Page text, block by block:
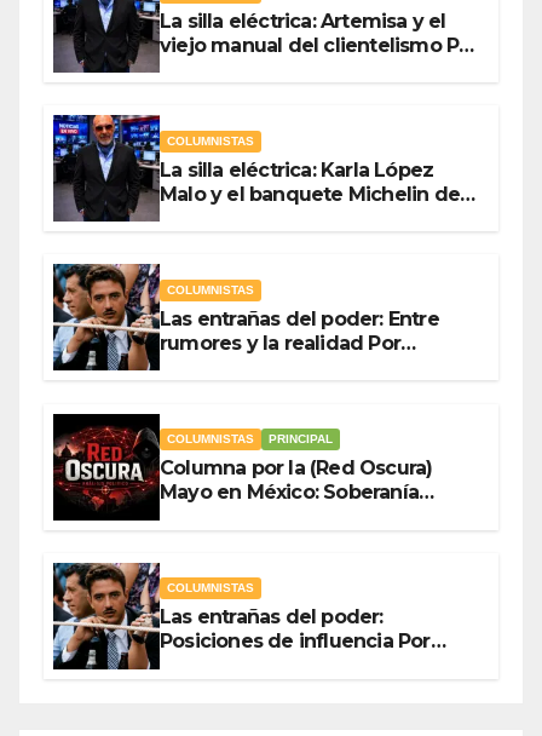
La silla eléctrica: Artemisa y el
viejo manual del clientelismo Por
COLUMNISTAS
La silla eléctrica: Karla López
Malo y el banquete Michelin del
COLUMNISTAS
Las entrañas del poder: Entre
rumores y la realidad Por
COLUMNISTAS PRINCIPAL
Columna por la (Red Oscura)
Mayo en México: Soberanía
COLUMNISTAS
Las entrañas del poder:
Posiciones de influencia Por